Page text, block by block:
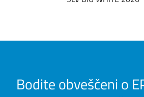
Bodite obveščeni o